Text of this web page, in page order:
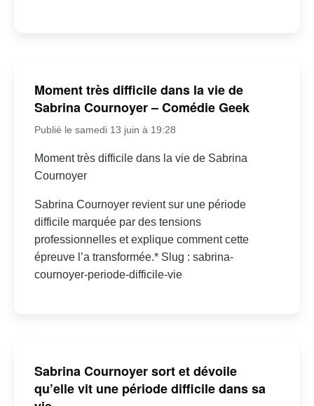
Moment très difficile dans la vie de
Sabrina Cournoyer – Comédie Geek
Publié le samedi 13 juin à 19:28
Moment très difficile dans la vie de Sabrina
Cournoyer
Sabrina Cournoyer revient sur une période
difficile marquée par des tensions
professionnelles et explique comment cette
épreuve l’a transformée.* Slug : sabrina-
cournoyer-periode-difficile-vie
Sabrina Cournoyer sort et dévoile
qu’elle vit une période difficile dans sa